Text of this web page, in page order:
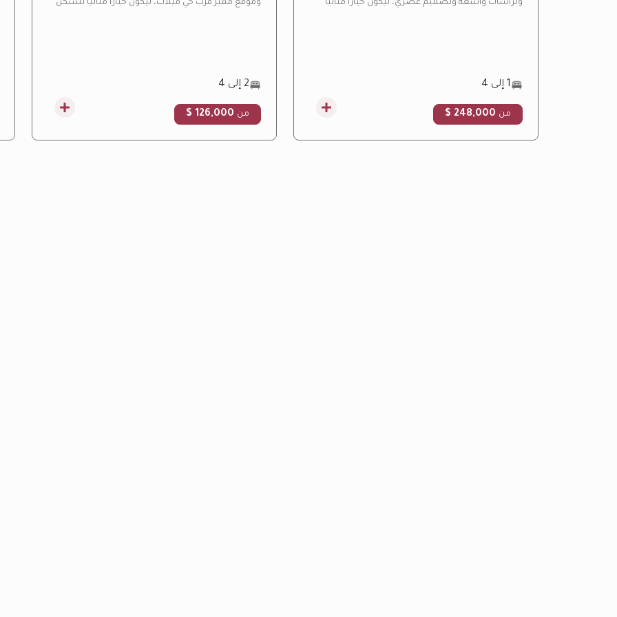
وتراسات واسعة وتصميم عصري، ليكون خياراً مثالياً
1 إلى 4
من 248,000 $
وموقع مميز قرب حي ميلات، ليكون خياراً مثالياً للسكن
2 إلى 4
من 126,000 $